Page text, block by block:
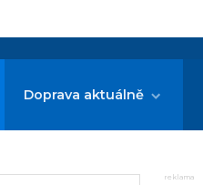
Doprava aktuálně
reklama